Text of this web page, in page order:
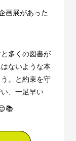
画展があった
多くの図書が
ないような本
。と約束を守
、一足早い